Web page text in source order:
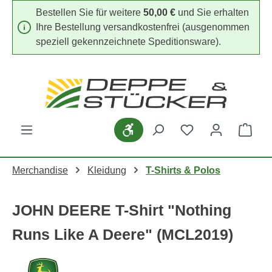
Zum Hauptinhalt springen
Bestellen Sie für weitere 50,00 € und Sie erhalten
Ihre Bestellung versandkostenfrei (ausgenommen
speziell gekennzeichnete Speditionsware).
Werkzeugleiste anzeigen
Du hast 0
Merchandise Kleidung T-Shirts & Polos
JOHN DEERE T-Shirt "Nothing
Runs Like A Deere" (MCL2019)